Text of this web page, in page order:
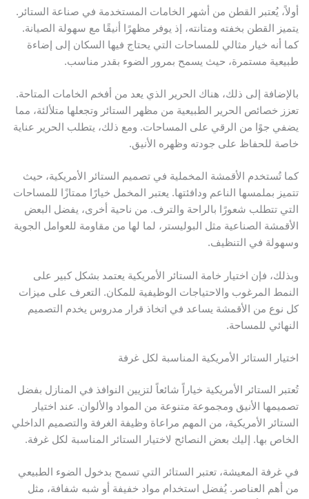
يُعتبر القطن من أشهر الخامات المستخدمة في صناعة الستائر.
القطن بخفته ومتانته، إذ يوفر مظهرًا أنيقًا مع سهولة الصيانة.
أنه خيار مثالي للمساحات التي يحتاج فيها السكان إلى إضاءة
مستمرة، حيث يسمح بمرور الضوء بقدر مناسب.
إلى ذلك، هناك الحرير الذي يعد من أفخم الخامات المتاحة.
خصائص الحرير الطبيعية من مظهر الستائر وتجعلها متلألئة، مما
جوًا من الرقي على المساحات. ومع ذلك، يتطلب الحرير عناية
للحفاظ على جودته وظهره الأنيق.
تُستخدم الأقمشة المخملية في تصميم الستائر الأمريكية، حيث
بملمسها الناعم ودافئتها. يعتبر المخمل خيارًا ممتازًا للمساحات
تتطلب شعورًا بالراحة والترف. من ناحية أخرى، يفضل البعض
الصناعية مثل البوليستر، لما لها من مقاومة للعوامل الجوية
في التنظيف.
فإن اختيار خامة الستائر الأمريكية يعتمد بشكل كبير على
المرغوب والاحتياجات الوظيفية للمكان. التعرف على ميزات
نوع من الأقمشة يساعد في اتخاذ قرار مدروس يخدم التصميم
للمساحة.
الستائر الأمريكية المناسبة لكل غرفة
الستائر الأمريكية خياراً شائعاً لتزيين النوافذ في المنازل بفضل
الأنيق ومجموعة متنوعة من المواد والألوان. عند اختيار
الأمريكية، من المهم مراعاة وظيفة الغرفة والتصميم الداخلي
بها. إليك بعض النصائح لاختيار الستائر المناسبة لكل غرفة.
غرفة المعيشة، تعتبر الستائر التي تسمح بدخول الضوء الطبيعي
أهم العناصر. يُفضل استخدام مواد خفيفة أو شبه شفافة، مثل